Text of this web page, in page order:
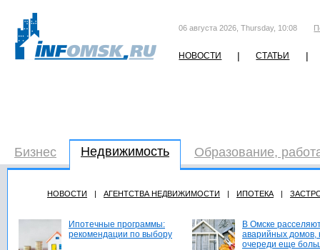
06 августа 2026, Thursday, 10:08
НОВОСТИ | СТАТЬИ |
Бизнес Недвижимость Образование,
НОВОСТИ | АГЕНТСТВА НЕДВИЖИМОСТИ | ИПОТЕКА |
Ипотечные программы:
рекомендации по выбору
В Омске
аварийных домов,
очереди еще